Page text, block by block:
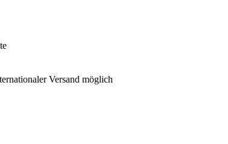
Versand möglich